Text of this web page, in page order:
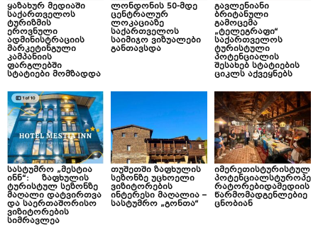
ყაზახურ მედიაში
საქართველოს
ტურიზმის
ეროვნული
ადმინისტრაციის
მარკეტინგული
კამპანიის
ფარგლებში
სტატიები მომზადდა
ლონდონის 50-მდე
ცენტრალურ
ლოკაციაზე
საქართველოს
საიმიჯო ვიზუალები
განთავსდა
გავლენიანი
ბრიტანული
გამოცემა
„ტელეგრაფი“
საქართველოს
ტურისტული
პოტენციალის
შესახებ სტატიების
ციკლს აქვეყნებს
სასტუმრო „მესტია
ინნ“: ზაფხულის
ტურისტულ სეზონზე
მაღალი დატვირთვა
და საერთაშორისო
ვიზიტორების
სიმრავლეა
თუშეთში ზაფხულის
სეზონზე უცხოელი
ვიზიტორების
ინტერესი მაღალია –
სასტუმრო „გონთა“
იმერეთისტურისტულ
პოტენციალსტუროპე
რატორებიდამედიის
წარმომადგენლებიე
ცნობიან